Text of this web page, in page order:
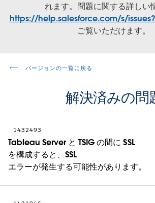
れます。問題に関する詳しい
https://help.salesforce.com/s/
ご覧いただけます。
バージョンの一覧に戻る
解決済みの問
1432493
Tableau Server と TSIG の間に SSL
を構成すると、SSL
エラーが発生する可能性があります。